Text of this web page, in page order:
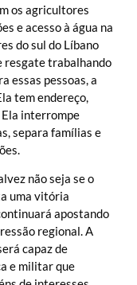
os agricultores
e acesso à água na
do sul do Líbano
resgate trabalhando
essas pessoas, a
tem endereço,
Ela interrompe
separa famílias e
não seja se o
uma vitória
apostando
regional. A
capaz de
e militar que